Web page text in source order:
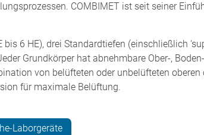
COMBIMET ist seit seiner
6 HE), drei Standardtiefen (einschließlich
Grundkörper hat abnehmbare Ober-,
von belüfteten oder unbelüfteten
für maximale Belüftung.
Laborgeräte